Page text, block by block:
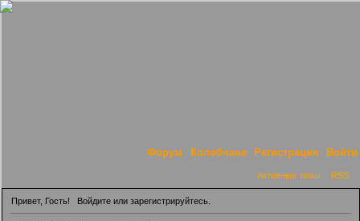
Форум Колобчане Регистрация Войти
Активные темы RSS
Привет, Гость! Войдитеили зарегистрируйтесь.